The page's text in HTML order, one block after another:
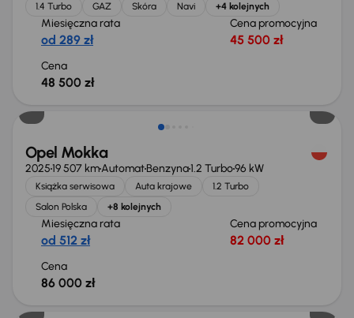
1.4 Turbo GAZ Skóra Navi +4 kolejnych
Miesięczna rata
od 289 zł
Cena promocyjna
45 500 zł
Cena
48 500 zł
Od nowego taniej o 9 999 zł
Opel Mokka
202519 507 kmAutomatBenzyna1.2 Turbo96 kW
Książka serwisowa Auta krajowe
1.2 Turbo
Salon Polska
+8 kolejnych
Miesięczna rata
od 512 zł
Cena promocyjna
82 000 zł
Cena
86 000 zł